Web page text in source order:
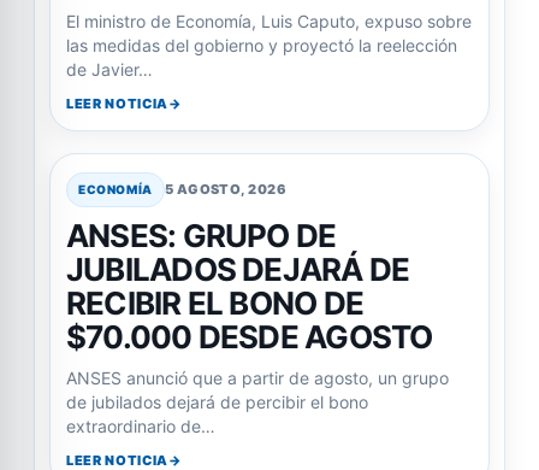
El ministro de Economía, Luis Caputo, expuso sobre
las medidas del gobierno y proyectó la reelección
de Javier…
LEER NOTICIA
ECONOMÍA 5 AGOSTO, 2026
ANSES: GRUPO DE
JUBILADOS DEJARÁ DE
RECIBIR EL BONO DE
$70.000 DESDE AGOSTO
ANSES anunció que a partir de agosto, un grupo
de jubilados dejará de percibir el bono
extraordinario de…
LEER NOTICIA